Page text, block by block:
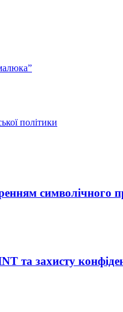
політики
символічного
захисту